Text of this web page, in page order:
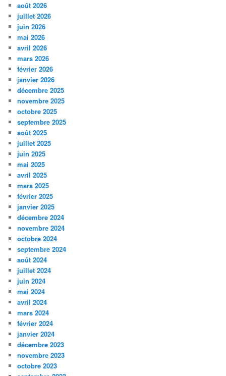
août 2026
juillet 2026
juin 2026
mai 2026
avril 2026
mars 2026
février 2026
janvier 2026
décembre 2025
novembre 2025
octobre 2025
septembre 2025
août 2025
juillet 2025
juin 2025
mai 2025
avril 2025
mars 2025
février 2025
janvier 2025
décembre 2024
novembre 2024
octobre 2024
septembre 2024
août 2024
juillet 2024
juin 2024
mai 2024
avril 2024
mars 2024
février 2024
janvier 2024
décembre 2023
novembre 2023
octobre 2023